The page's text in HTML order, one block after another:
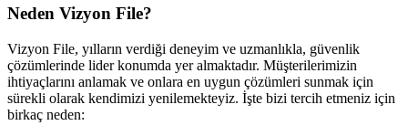
Neden Vizyon File?
Vizyon File, yılların verdiği deneyim ve uzmanlıkla, güvenlik
çözümlerinde lider konumda yer almaktadır. Müşterilerimizin
ihtiyaçlarını anlamak ve onlara en uygun çözümleri sunmak için
sürekli olarak kendimizi yenilemekteyiz. İşte bizi tercih etmeniz için
birkaç neden: